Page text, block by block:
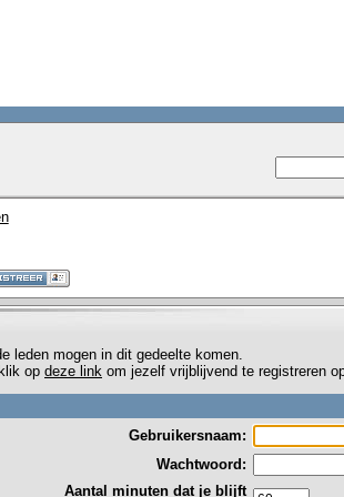
leden mogen in dit gedeelte komen.
op deze link om jezelf vrijblijvend te registreren
Gebruikersnaam:
Wachtwoord:
Aantal minuten dat je blijft